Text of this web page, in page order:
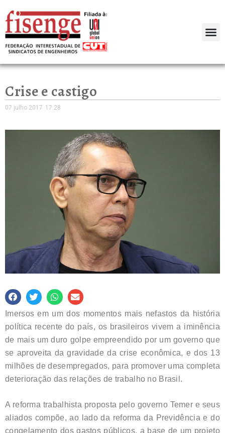
Crise e castigo
07 julho 2017 17:28
Imersos em um dos momentos mais nefastos da história
política recente do país, os brasileiros vivem a iminência
de mais um duro golpe empreendido por um governo que
se aproveita da gravidade da crise econômica, e dos 13
milhões de desempregados, para promover uma completa
deterioração das relações de trabalho no Brasil.
A reforma trabalhista proposta pelo governo Temer e seus
aliados compõe, ao lado da reforma da Previdência e do
congelamento dos gastos públicos, a base de um projeto